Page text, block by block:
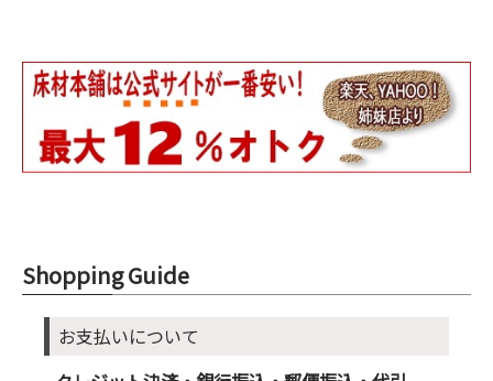
Shopping Guide
お支払いについて